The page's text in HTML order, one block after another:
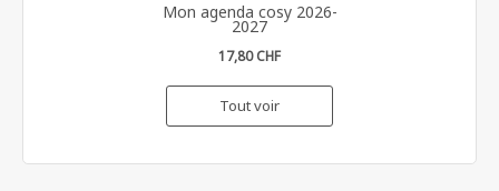
Mon agenda cosy 2026-
2027
17,80 CHF
Tout voir